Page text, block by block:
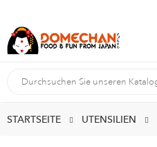
STARTSEITE UTENSILIEN